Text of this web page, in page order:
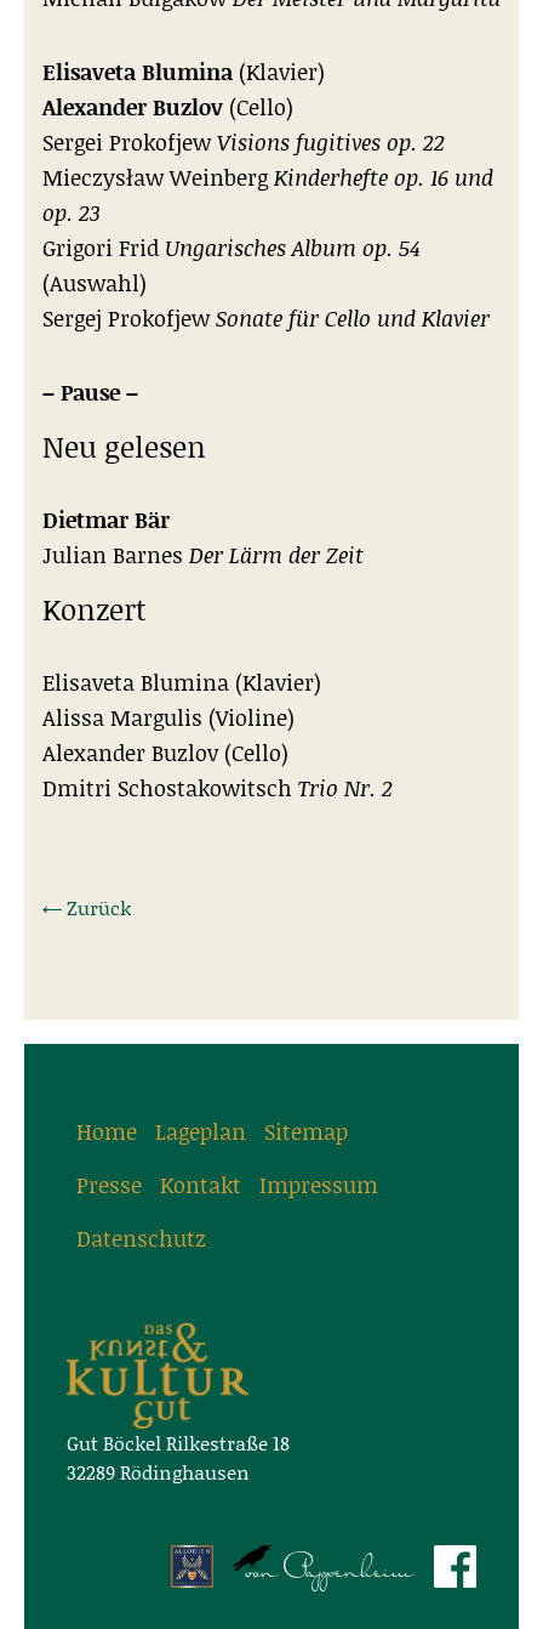
Elisaveta Blumina (Klavier)
Alexander Buzlov (Cello)
Sergei ProkofjewVisions fugitives op. 22
Mieczysław WeinbergKinderhefte op. 16 und
op. 23
Grigori Frid Ungarisches Album op. 54
(Auswahl)
Sergej ProkofjewSonate für Cello und Klavier
– Pause –
Neu gelesen
Dietmar Bär
Julian Barnes Der Lärm der Zeit
Konzert
Elisaveta Blumina (Klavier)
Alissa Margulis (Violine)
Alexander Buzlov (Cello)
Dmitri Schostakowitsch Trio Nr. 2
← Zurück
Home Lageplan
Sitemap
Presse Kontakt
Impressum
Datenschutz
Gut Böckel Rilkestraße 18
32289 Rödinghausen